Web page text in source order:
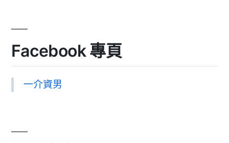
Facebook 專頁
一介資男